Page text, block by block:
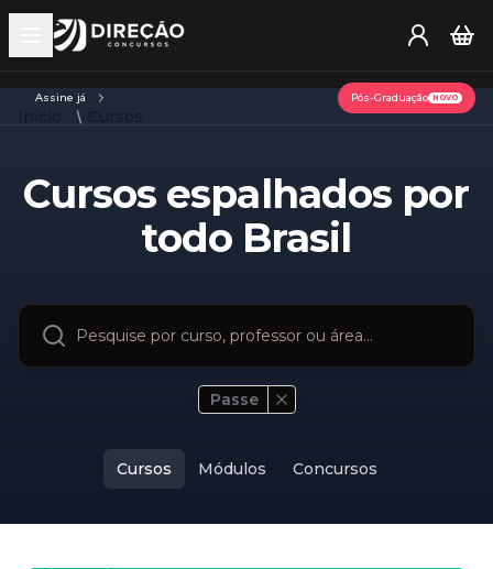
Open main menu
Assine já Pós-Graduação NOVO
Cursos espalhados por
todo Brasil
Passe
Cursos Módulos Concursos